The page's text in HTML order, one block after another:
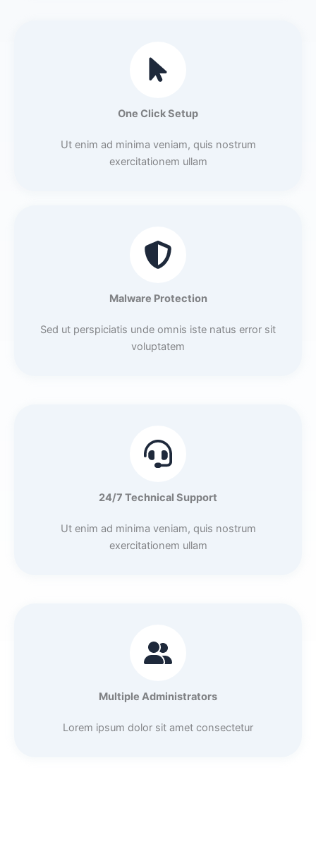
One Click Setup
Ut enim ad minima veniam, quis nostrum
exercitationem ullam
Malware Protection
Sed ut perspiciatis unde omnis iste natus error sit
voluptatem
24/7 Technical Support
Ut enim ad minima veniam, quis nostrum
exercitationem ullam
Multiple Administrators
Lorem ipsum dolor sit amet consectetur